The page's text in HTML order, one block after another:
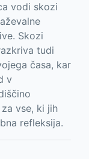
vodi skozi
Skozi
tudi
časa, kar
v
vse, ki jih
refleksija.